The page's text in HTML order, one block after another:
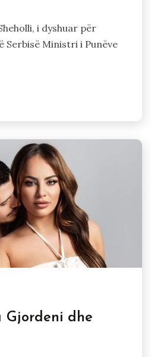
i dyshuar për
Serbisë Ministri i Punëve
Gjordeni dhe